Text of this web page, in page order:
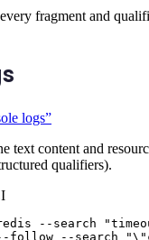
fragment and
logs”
text content and
qualifiers).
--search "
follow --search "\"